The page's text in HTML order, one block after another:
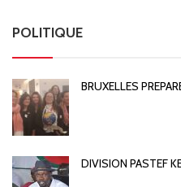
POLITIQUE
BRUXELLES
DIVISION PASTEF